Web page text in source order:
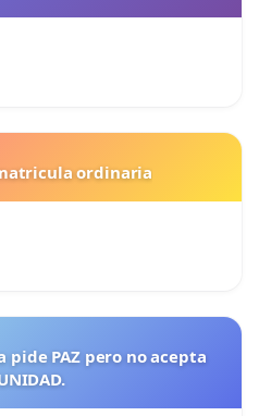
ordinaria
pide PAZ pero no acepta